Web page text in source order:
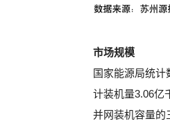
市场规模
国家能源局统计
计装机量3.06亿
并网装机容量的